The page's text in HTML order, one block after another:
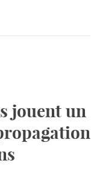
jouent un